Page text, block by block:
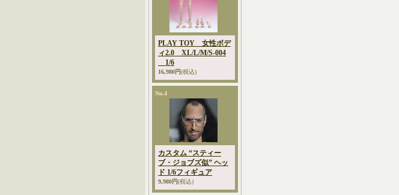
PLAY TOY 女性ボデ
ィ2.0 XL/L/M/S-004
1/6
16,980円(税込)
No.4
カスタム “スティー
ブ・ジョブズ似” ヘッ
ド 1/6フィギュア
9,980円(税込)